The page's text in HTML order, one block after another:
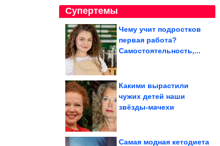
Супертемы
Главные заявления
Кремле об...
Чему учит подростков
первая работа?
Самостоятельность,...
Заброшенные места,
Какими вырастили
чужих детей наши
звёзды-мачехи
Самая модная кетодиета